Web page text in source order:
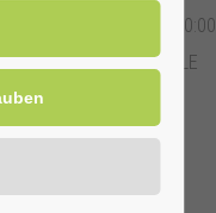
05.08.2026, 10:00
ORT: KURHALLE